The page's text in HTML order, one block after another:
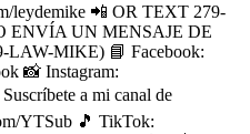
leydemike 📲 OR TEXT 279-
ENVÍA UN MENSAJE DE
LAW-MIKE) 📘 Facebook:
📸 Instagram:
a mi canal de
YTSub 🎵 TikTok: